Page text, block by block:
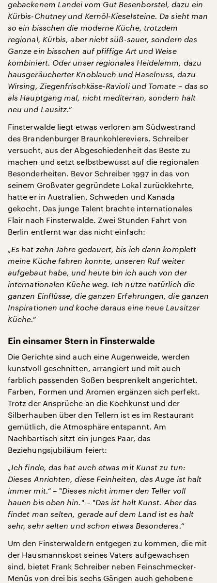
gebackenem Landei vom Gut Besenborstel, dazu ein
Kürbis-Chutney und Kernöl-Kieselsteine. Da sieht man
so ein bisschen die moderne Küche, trotzdem
regional, Kürbis, aber nicht süß-sauer, sondern das
Ganze ein bisschen auf pfiffige Art und Weise
kombiniert. Oder unser regionales Heidelamm, dazu
hausgeräucherter Knoblauch und Haselnuss, dazu
Wirsing, Ziegenfrischkäse-Ravioli und Tomate – das so
als Hauptgang mal, nicht mediterran, sondern halt
neu und Lausitz.“
Finsterwalde liegt etwas verloren am Südwestrand
des Brandenburger Braunkohlereviers. Schreiber
versucht, aus der Abgeschiedenheit das Beste zu
machen und setzt selbstbewusst auf die regionalen
Besonderheiten. Bevor Schreiber 1997 in das von
seinem Großvater gegründete Lokal zurückkehrte,
hatte er in Australien, Schweden und Kanada
gekocht. Das junge Talent brachte internationales
Flair nach Finsterwalde. Zwei Stunden Fahrt von
Berlin entfernt war das nicht einfach:
„Es hat zehn Jahre gedauert, bis ich dann komplett
meine Küche fahren konnte, unseren Ruf weiter
aufgebaut habe, und heute bin ich auch von der
internationalen Küche weg. Ich nutze natürlich die
ganzen Einflüsse, die ganzen Erfahrungen, die ganzen
Inspirationen und koche daraus eine neue Lausitzer
Küche.“
Ein einsamer Stern in Finsterwalde
Die Gerichte sind auch eine Augenweide, werden
kunstvoll geschnitten, arrangiert und mit auch
farblich passenden Soßen besprenkelt angerichtet.
Farben, Formen und Aromen ergänzen sich perfekt.
Trotz der Ansprüche an die Kochkunst und der
Silberhauben über den Tellern ist es im Restaurant
gemütlich, die Atmosphäre entspannt. Am
Nachbartisch sitzt ein junges Paar, das
Beziehungsjubiläum feiert:
„Ich finde, das hat auch etwas mit Kunst zu tun:
Dieses Anrichten, diese Feinheiten, das Auge ist halt
immer mit.“ – "Dieses nicht immer den Teller voll
hauen bis oben hin. " – "Das ist halt Kunst. Aber das
findet man selten, gerade auf dem Land ist es halt
sehr, sehr selten und schon etwas Besonderes.“
Um den Finsterwaldern entgegen zu kommen, die mit
der Hausmannskost seines Vaters aufgewachsen
sind, bietet Frank Schreiber neben Feinschmecker-
Menüs von drei bis sechs Gängen auch gehobene